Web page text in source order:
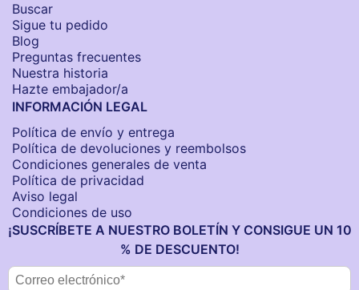
Buscar
Sigue tu pedido
Blog
Preguntas frecuentes
Nuestra historia
Hazte embajador/a
INFORMACIÓN LEGAL
Política de envío y entrega
Política de devoluciones y reembolsos
Condiciones generales de venta
Política de privacidad
Aviso legal
Condiciones de uso
¡SUSCRÍBETE A NUESTRO BOLETÍN Y CONSIGUE UN 10
% DE DESCUENTO!